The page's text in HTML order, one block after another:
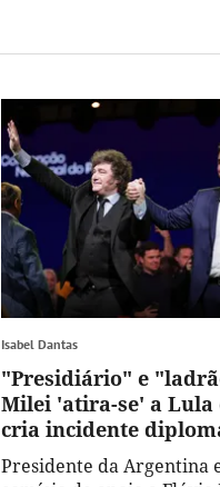
Isabel Dantas
"Presidiário" e
Milei 'atira-se' a Lula
cria incidente
Presidente da Argentina